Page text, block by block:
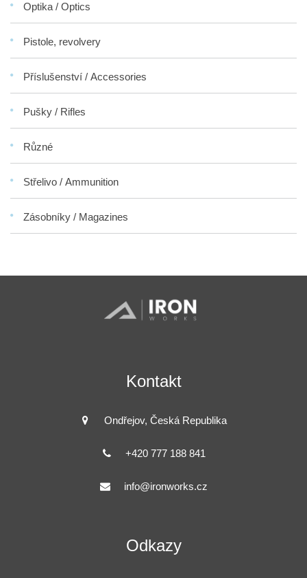
Optika / Optics
Pistole, revolvery
Příslušenství / Accessories
Pušky / Rifles
Různé
Střelivo / Ammunition
Zásobníky / Magazines
Kontakt
Ondřejov, Česká Republika
+420 777 188 841
info@ironworks.cz
Odkazy